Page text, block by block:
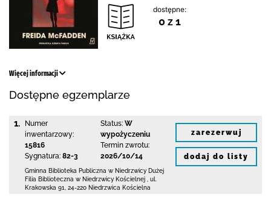
dostępne:
0 z 1
Więcej informacji
Dostępne egzemplarze
1.
Numer
inwentarzowy:
15816
Sygnatura: 82-3
Status: W
wypożyczeniu
Termin zwrotu:
2026/10/14
Gminna Biblioteka Publiczna w Niedrzwicy Dużej
Filia Biblioteczna w Niedrzwicy Kościelnej
ul.
Krakowska 91
24-220 Niedrzwica Kościelna
zarezerwuj
dodaj do listy